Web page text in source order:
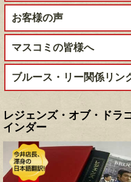
お客様の声
マスコミの皆様へ
ブルース・リー関係リン
レジェンズ・オブ・ドラ
インダー